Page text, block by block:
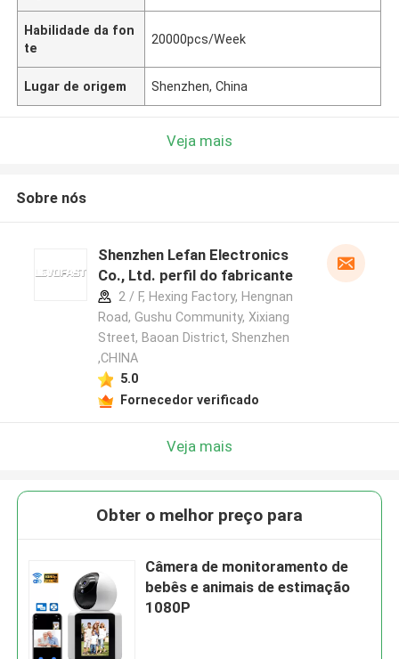
Habilidade da fon
te
20000pcs/Week
Lugar de origem Shenzhen, China
Veja mais
Sobre nós
Shenzhen Lefan Electronics
Co., Ltd. perfil do fabricante
2 / F, Hexing Factory, Hengnan
Road, Gushu Community, Xixiang
Street, Baoan District, Shenzhen
,CHINA
5.0
Fornecedor verificado
Veja mais
Obter o melhor preço para
Câmera de monitoramento de
bebês e animais de estimação
1080P